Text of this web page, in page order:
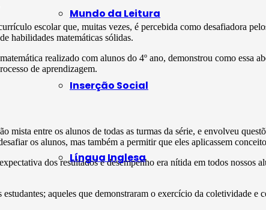
Mundo da Leitura
Inserção Social
Língua Inglesa
escolar que, muitas vezes, é percebida como desafiadora
habilidades matemáticas sólidas.
realizado com alunos do 4º ano, demonstrou como
de aprendizagem.
mista entre os alunos de todas as turmas da série, e envolveu
os alunos, mas também a permitir que eles aplicassem
dos resultados e desempenho era nítida em todos nossos
aqueles que demonstraram o exercício da coletividade